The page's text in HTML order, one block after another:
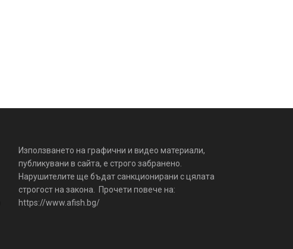
Използването на графични и видео материали,
публикувани в сайта, е строго забранено.
Нарушителите ще бъдат санкционирани с цялата
строгост на закона. Прочети повече на:
https://www.afish.bg/